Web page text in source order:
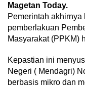
Magetan Today.
Pemerintah
pemberlakuan
Masyarakat (PPKM)
Kepastian ini
Negeri ( Mendagri)
berbasis mikro dan